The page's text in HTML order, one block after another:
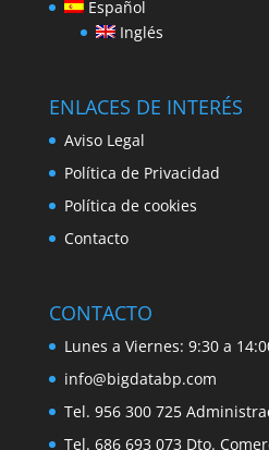
Español
Inglés
ENLACES DE INTERÉS
Aviso Legal
Política de Privacidad
Política de cookies
Contacto
CONTACTO
Lunes a Viernes: 9:30 a
info@bigdatabp.com
Tel. 956 300 725
Tel. 686 693 073 Dto.